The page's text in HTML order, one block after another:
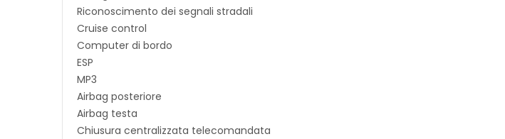
Riconoscimento dei segnali stradali
Cruise control
Computer di bordo
ESP
MP3
Airbag posteriore
Airbag testa
Chiusura centralizzata telecomandata